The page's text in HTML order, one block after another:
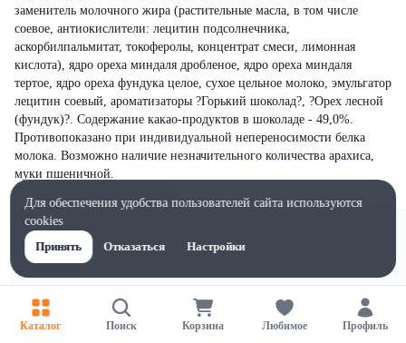
заменитель молочного жира (растительные масла, в том числе
соевое, антиокислители: лецитин подсолнечника,
аскорбилпальмитат, токоферолы, концентрат смеси, лимонная
кислота), ядро ореха миндаля дробленое, ядро ореха миндаля
тертое, ядро ореха фундука целое, сухое цельное молоко, эмульгатор
лецитин соевый, ароматизаторы ?Горький шоколад?, ?Орех лесной
(фундук)?. Содержание какао-продуктов в шоколаде - 49,0%.
Противопоказано при индивидуальной непереносимости белка
молока. Возможно наличие незначительного количества арахиса,
муки пшеничной.
Каталог Поиск Корзина Любимое Профиль
Для обеспечения удобства пользователей сайта используются
cookies
Принять
Отказаться Настройки